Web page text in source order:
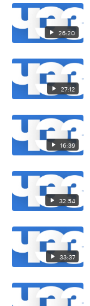
26:20
27:12
16:39
32:54
33:37